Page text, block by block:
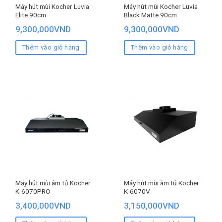
Máy hút mùi Kocher Luvia
Elite 90cm
9,300,000VND
Thêm vào giỏ hàng
Máy hút mùi Kocher Luvia
Black Matte 90cm
9,300,000VND
Thêm vào giỏ hàng
Máy hút mùi âm tủ Kocher
K-6070PRO
3,400,000VND
Máy hút mùi âm tủ Kocher
K-6070V
3,150,000VND